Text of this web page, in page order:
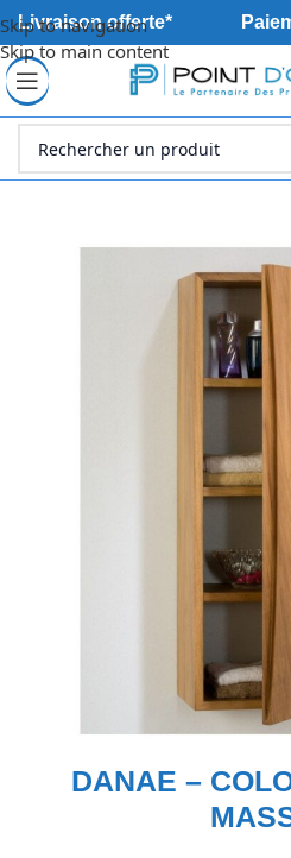
Skip to navigation
Skip to main content
Livraison offerte*
Accueil Sanitaire Meuble
DANAE –